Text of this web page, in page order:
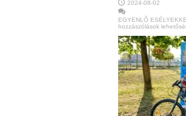
2024-08-02
EGYENLŐ
hozzászólások